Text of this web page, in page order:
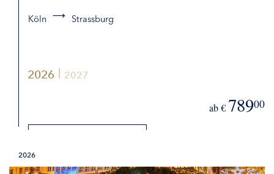
2026 2027
Köln Strassburg
ab €78900
2026